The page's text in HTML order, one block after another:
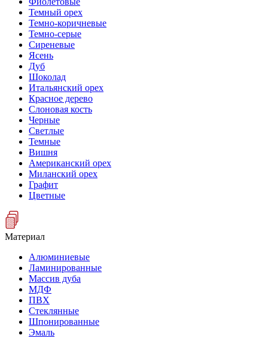
Темный орех
Темно-коричневые
Темно-серые
Сиреневые
Ясень
Дуб
Шоколад
Итальянский орех
Красное дерево
Слоновая кость
Черные
Светлые
Темные
Вишня
Американский орех
Миланский орех
Графит
Цветные
Материал
Алюминиевые
Ламинированные
Массив дуба
МДФ
ПВХ
Стеклянные
Шпонированные
Эмаль